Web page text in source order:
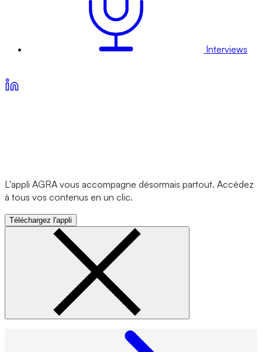
Interviews
L'appli AGRA vous accompagne désormais partout. Accédez
à tous vos contenus en un clic.
Téléchargez l'appli